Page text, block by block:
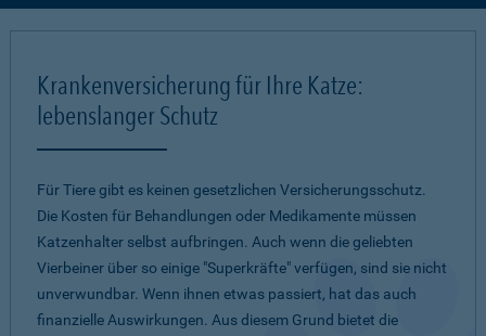
Krankenversicherung für Ihre Katze:
lebenslanger Schutz
Für Tiere gibt es keinen gesetzlichen Versicherungsschutz.
Die Kosten für Behandlungen oder Medikamente müssen
Katzenhalter selbst aufbringen. Auch wenn die geliebten
Vierbeiner über so einige "Superkräfte" verfügen, sind sie nicht
unverwundbar. Wenn ihnen etwas passiert, hat das auch
finanzielle Auswirkungen. Aus diesem Grund bietet die